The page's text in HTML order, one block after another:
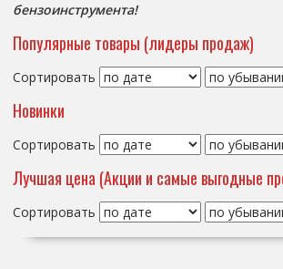
бензоинструмента!
Популярные товары (лидеры продаж)
Сортировать
Новинки
Сортировать
Лучшая цена (Акции и самые выгодные
Сортировать